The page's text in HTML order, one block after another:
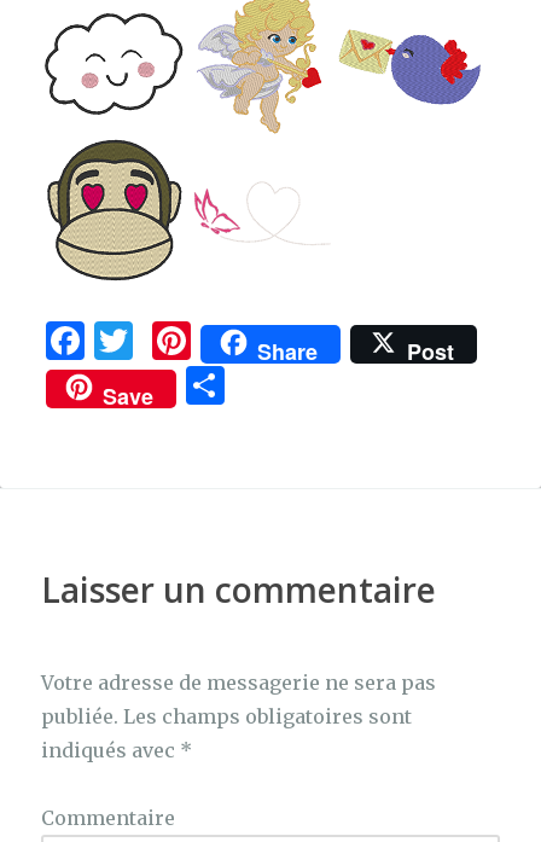
F
a
c
o
k
T
w
it
Pi
n
te
Share
Post
Save
Laisser un commentaire
Votre adresse de messagerie ne sera pas
publiée. Les champs obligatoires sont
indiqués avec *
Commentaire